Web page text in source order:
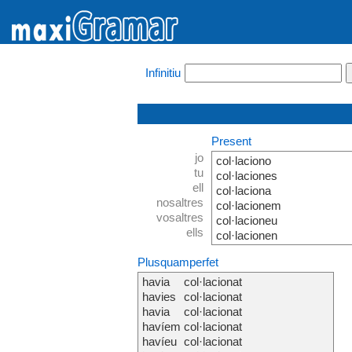
Infinitiu
jo
tu
ell
nosaltres
vosaltres
ells
Present
col·laciono
col·laciones
col·laciona
col·lacionem
col·lacioneu
col·lacionen
Plusquamperfet
havia
havies
havia
havíem
havíeu
col·lacionat
col·lacionat
col·lacionat
col·lacionat
col·lacionat